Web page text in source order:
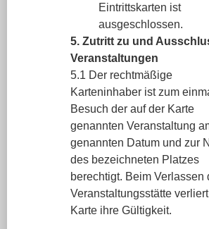
Eintrittskarten ist
ausgeschlossen.
5. Zutritt zu und
Veranstaltungen
5.1 Der rechtmäßige
Karteninhaber ist zum
Besuch der auf der Karte
genannten Veranstaltung
genannten Datum und zur
des bezeichneten Platzes
berechtigt. Beim Verlassen
Veranstaltungsstätte
Karte ihre Gültigkeit.